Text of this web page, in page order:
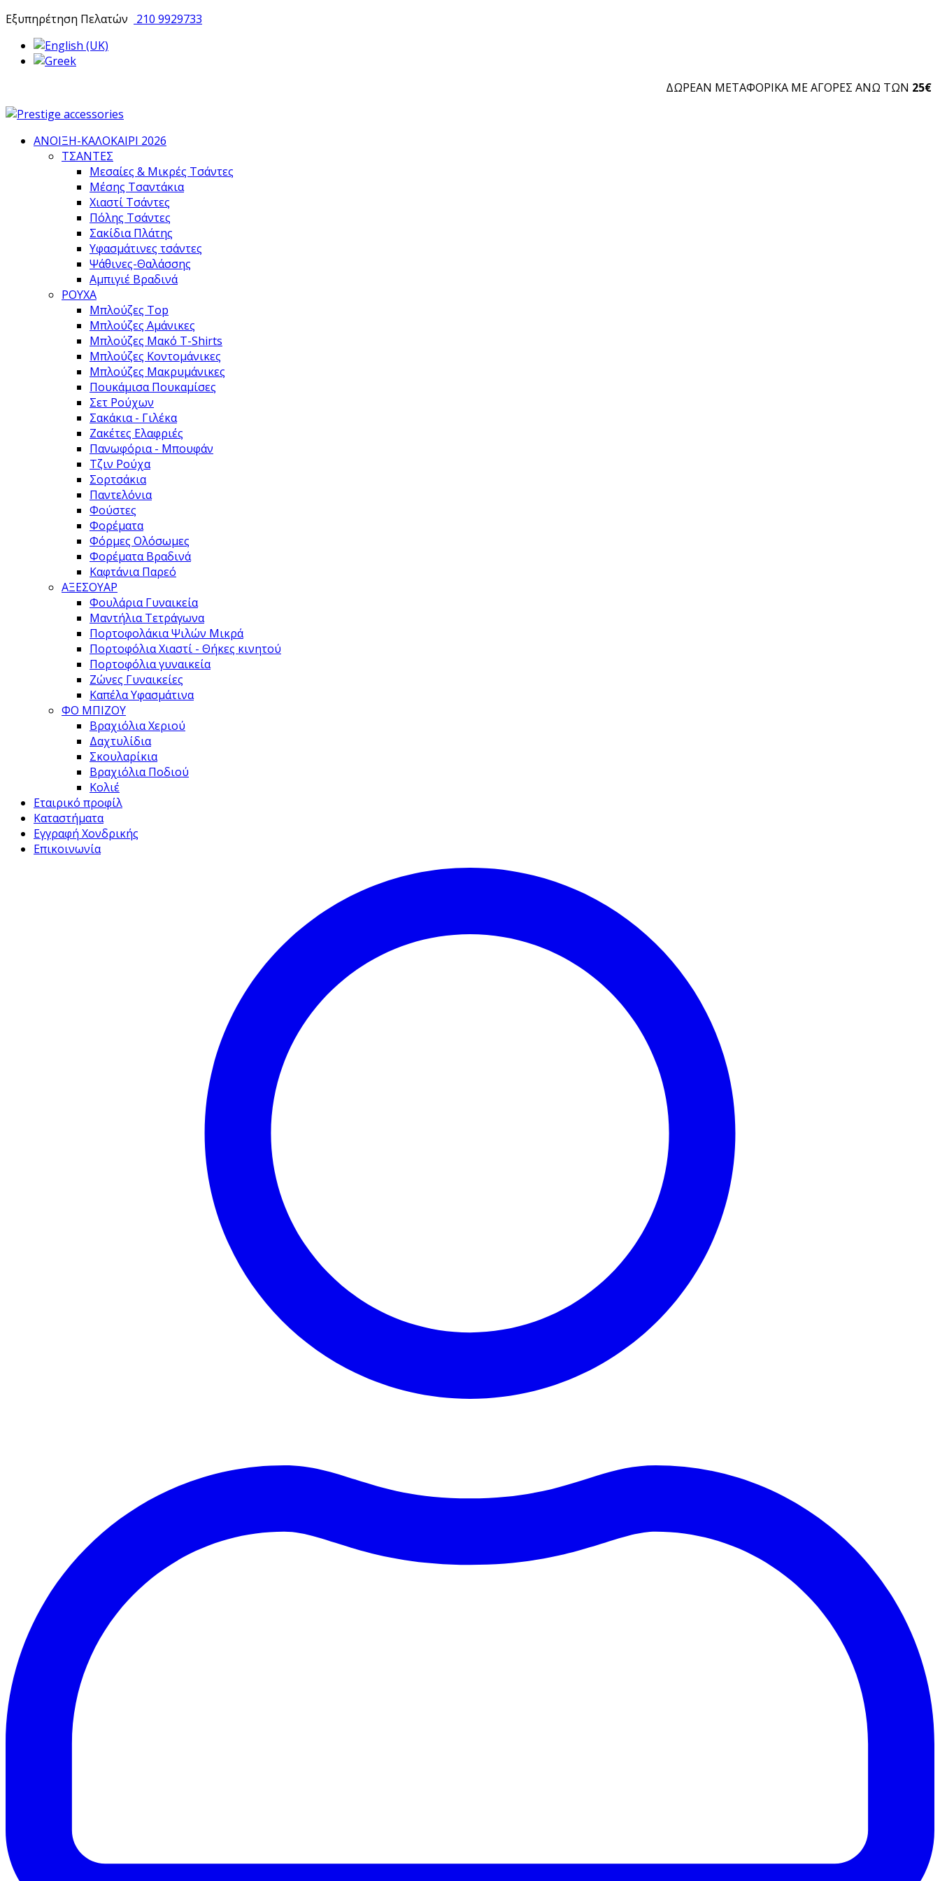
Εξυπηρέτηση Πελατών 210 9929733
ΔΩΡΕΑΝ ΜΕΤΑΦΟΡΙΚΑ ΜΕ ΑΓΟΡΕΣ ΑΝΩ ΤΩΝ 25€
ΑΝΟΙΞΗ-ΚΑΛΟΚΑΙΡΙ 2026
ΤΣΑΝΤΕΣ
Μεσαίες & Μικρές Τσάντες
Μέσης Τσαντάκια
Χιαστί Τσάντες
Πόλης Τσάντες
Σακίδια Πλάτης
Υφασμάτινες τσάντες
Ψάθινες-Θαλάσσης
Αμπιγιέ Βραδινά
ΡΟΥΧΑ
Μπλούζες Top
Μπλούζες Αμάνικες
Μπλούζες Μακό T-Shirts
Μπλούζες Κοντομάνικες
Μπλούζες Μακρυμάνικες
Πουκάμισα Πουκαμίσες
Σετ Ρούχων
Σακάκια - Γιλέκα
Ζακέτες Ελαφριές
Πανωφόρια - Μπουφάν
Τζιν Ρούχα
Σορτσάκια
Παντελόνια
Φούστες
Φορέματα
Φόρμες Ολόσωμες
Φορέματα Βραδινά
Καφτάνια Παρεό
ΑΞΕΣΟΥΑΡ
Φουλάρια Γυναικεία
Μαντήλια Τετράγωνα
Πορτοφολάκια Ψιλών Μικρά
Πορτοφόλια Χιαστί - Θήκες κινητού
Πορτοφόλια γυναικεία
Ζώνες Γυναικείες
Καπέλα Υφασμάτινα
ΦΟ ΜΠΙΖΟΥ
Βραχιόλια Χεριού
Δαχτυλίδια
Σκουλαρίκια
Βραχιόλια Ποδιού
Κολιέ
Εταιρικό προφίλ
Καταστήματα
Εγγραφή Χονδρικής
Επικοινωνία